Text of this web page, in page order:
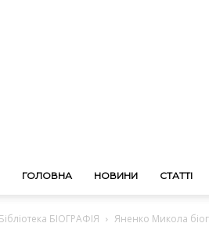
ГОЛОВНА НОВИНИ СТАТТІ
Бібліотека БІОГРАФІЯ Яненко Микола